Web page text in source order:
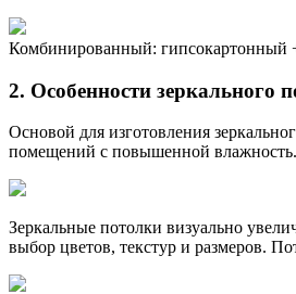
Комбинированный: гипсокартонный
2. Особенности зеркального
Основой для изготовления
помещений с повышенной
Зеркальные потолки визуально
выбор цветов, текстур и размеров.